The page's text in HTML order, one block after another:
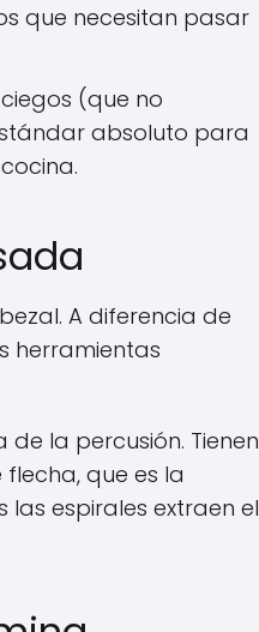
que necesitan pasar
(que no
absoluto para
A diferencia de
herramientas
la percusión. Tienen
que es la
las espirales extraen el